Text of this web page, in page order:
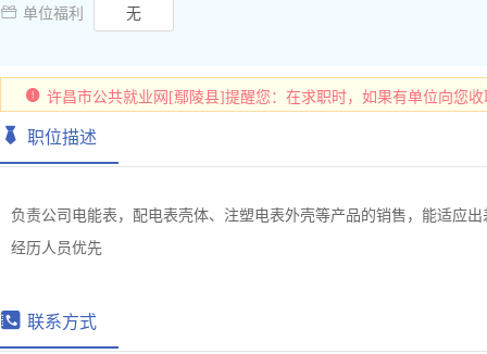
 单位福利 无
许昌市公共就业网[鄢陵县]提醒您：在求职时，如果有单位向您
职位描述
负责公司电能表，配电表壳体、注塑电表外壳等产品的销售，能适应
经历人员优先
联系方式